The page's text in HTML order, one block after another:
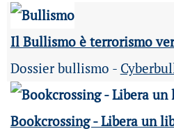
Il Bullismo è terrorismo
Dossier bullismo -
Bookcrossing - Libera un